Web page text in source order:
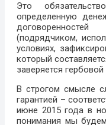
Это
определенную
(подрядчиком,
условиях,
который
заверяется
В строгом смысле
гарантией –
июне 2015 года в
понимания мы